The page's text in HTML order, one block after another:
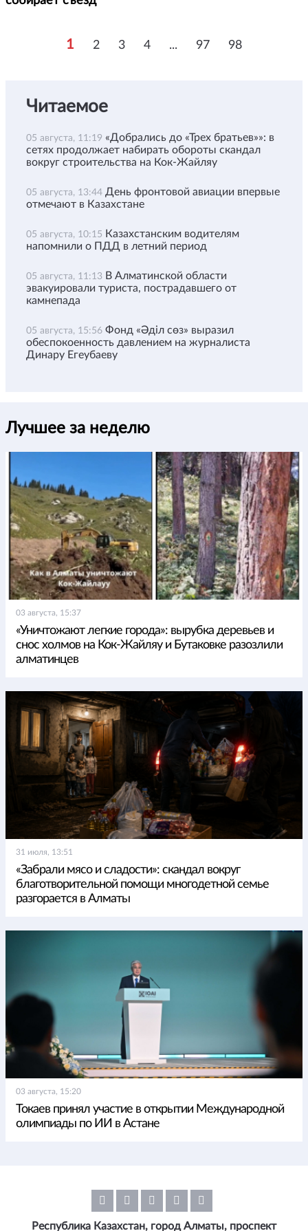
1 2 3 4 ... 97 98
Читаемое
05 августа, 11:19 «Добрались до «Трех братьев»»: в
сетях продолжает набирать обороты скандал
вокруг строительства на Кок-Жайляу
05 августа, 13:44 День фронтовой авиации впервые
отмечают в Казахстане
05 августа, 10:15 Казахстанским водителям
напомнили о ПДД в летний период
05 августа, 11:13 В Алматинской области
эвакуировали туриста, пострадавшего от
камнепада
05 августа, 15:56 Фонд «Әділ сөз» выразил
обеспокоенность давлением на журналиста
Динару Егеубаеву
Лучшее за неделю
03 августа, 15:37
«Уничтожают легкие города»: вырубка деревьев и
снос холмов на Кок-Жайляу и Бутаковке разозлили
алматинцев
31 июля, 13:51
«Забрали мясо и сладости»: скандал вокруг
благотворительной помощи многодетной семье
разгорается в Алматы
03 августа, 15:20
Токаев принял участие в открытии Международной
олимпиады по ИИ в Астане
Республика Казахстан, город Алматы, проспект